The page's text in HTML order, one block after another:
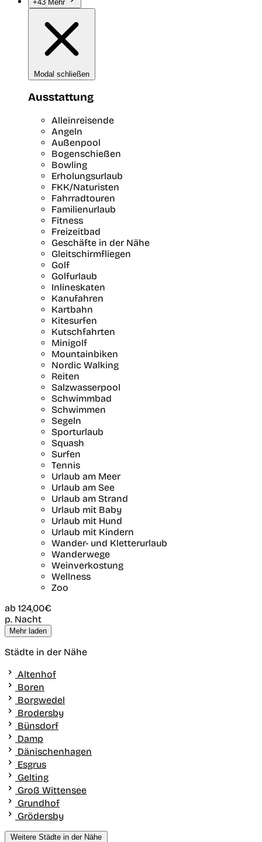
+43 Mehr
Modal schließen
Ausstattung
Alleinreisende
Angeln
Außenpool
Bogenschießen
Bowling
Erholungsurlaub
FKK/Naturisten
Fahrradtouren
Familienurlaub
Fitness
Freizeitbad
Geschäfte in der Nähe
Gleitschirmfliegen
Golf
Golfurlaub
Inlineskaten
Kanufahren
Kartbahn
Kitesurfen
Kutschfahrten
Minigolf
Mountainbiken
Nordic Walking
Reiten
Salzwasserpool
Schwimmbad
Schwimmen
Segeln
Sporturlaub
Squash
Surfen
Tennis
Urlaub am Meer
Urlaub am See
Urlaub am Strand
Urlaub mit Baby
Urlaub mit Hund
Urlaub mit Kindern
Wander- und Kletterurlaub
Wanderwege
Weinverkostung
Wellness
Zoo
ab 124,00€
p. Nacht
Mehr laden
Städte in der Nähe
Altenhof
Boren
Borgwedel
Brodersby
Bünsdorf
Damp
Dänischenhagen
Esgrus
Gelting
Groß Wittensee
Grundhof
Grödersby
Weitere Städte in der Nähe